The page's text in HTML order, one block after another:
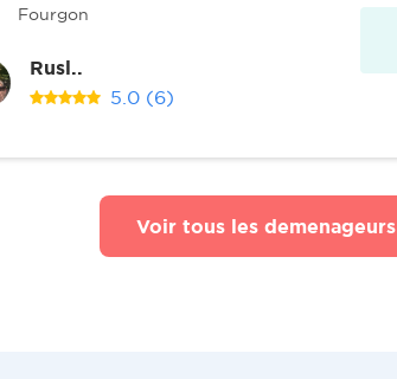
Fourgon
Rusl..
5.0 (6)
Voir tous les demenageurs